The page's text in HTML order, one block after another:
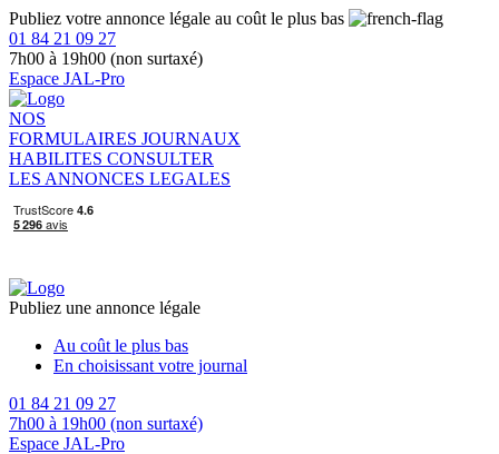
Publiez votre annonce légale au coût le plus bas
01 84 21 09 27
7h00 à 19h00 (non surtaxé)
Espace JAL-Pro
NOS
FORMULAIRES JOURNAUX
HABILITES CONSULTER
LES ANNONCES LEGALES
Publiez une annonce légale
Au coût le plus bas
En choisissant votre journal
01 84 21 09 27
7h00 à 19h00 (non surtaxé)
Espace JAL-Pro